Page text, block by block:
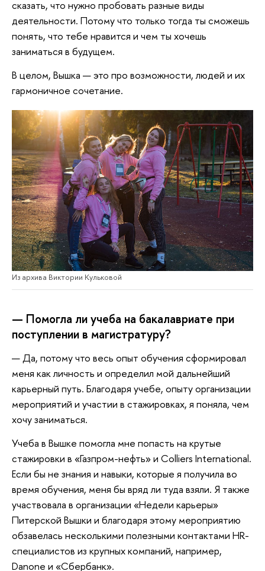
сказать, что нужно пробовать разные виды
деятельности. Потому что только тогда ты сможешь
понять, что тебе нравится и чем ты хочешь
заниматься в будущем.
В целом, Вышка — это про возможности, людей и их
гармоничное сочетание.
Из архива Виктории Кульковой
— Помогла ли учеба на бакалавриате при
поступлении в магистратуру?
— Да, потому что весь опыт обучения сформировал
меня как личность и определил мой дальнейший
карьерный путь. Благодаря учебе, опыту организации
мероприятий и участии в стажировках, я поняла, чем
хочу заниматься.
Учеба в Вышке помогла мне попасть на крутые
стажировки в «Газпром-нефть» и Colliers International.
Если бы не знания и навыки, которые я получила во
время обучения, меня бы вряд ли туда взяли. Я также
участвовала в организации «Недели карьеры»
Питерской Вышки и благодаря этому мероприятию
обзавелась несколькими полезными контактами HR-
специалистов из крупных компаний, например,
Danone и «Сбербанк».